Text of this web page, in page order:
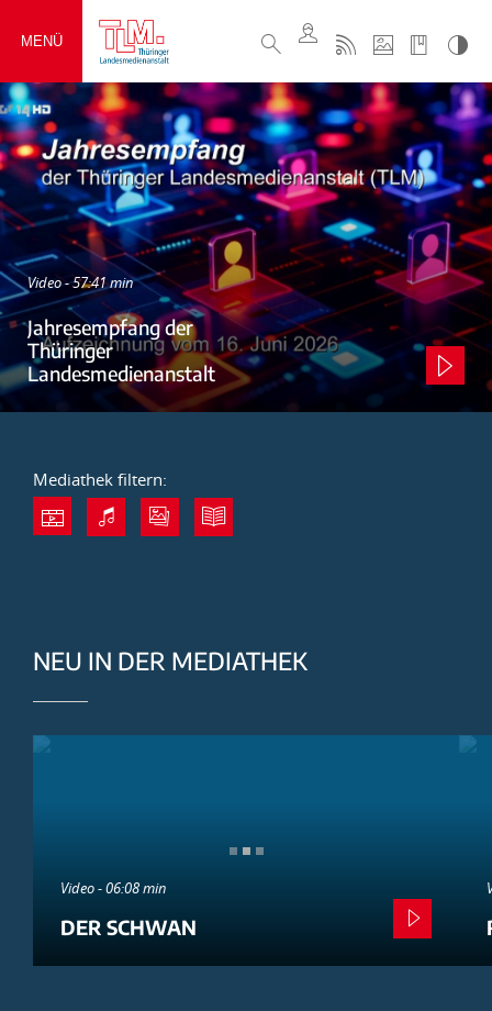
MENÜ
Video - 57:41 min
Jahresempfang der
Thüringer
Landesmedienanstalt
Mediathek filtern:
NEU IN DER MEDIATHEK
Video - 06:08 min
DER SCHWAN